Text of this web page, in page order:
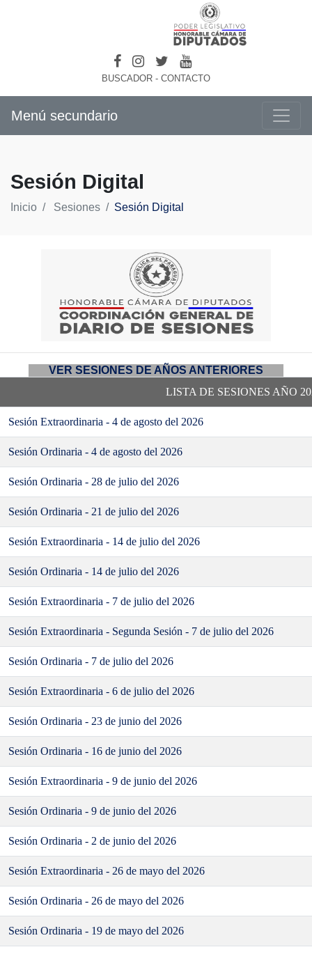
BUSCADOR - CONTACTO
Menú secundario
Sesión Digital
Inicio Sesiones Sesión Digital
VER SESIONES DE AÑOS ANTERIORES
LISTA DE SESIONES AÑO
Sesión Extraordinaria - 4 de agosto del 2026
Sesión Ordinaria - 4 de agosto del 2026
Sesión Ordinaria - 28 de julio del 2026
Sesión Ordinaria - 21 de julio del 2026
Sesión Extraordinaria - 14 de julio del 2026
Sesión Ordinaria - 14 de julio del 2026
Sesión Extraordinaria - 7 de julio del 2026
Sesión Extraordinaria - Segunda Sesión - 7 de julio del 2026
Sesión Ordinaria - 7 de julio del 2026
Sesión Extraordinaria - 6 de julio del 2026
Sesión Ordinaria - 23 de junio del 2026
Sesión Ordinaria - 16 de junio del 2026
Sesión Extraordinaria - 9 de junio del 2026
Sesión Ordinaria - 9 de junio del 2026
Sesión Ordinaria - 2 de junio del 2026
Sesión Extraordinaria - 26 de mayo del 2026
Sesión Ordinaria - 26 de mayo del 2026
Sesión Ordinaria - 19 de mayo del 2026